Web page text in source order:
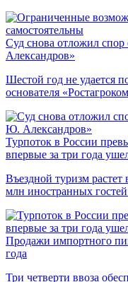
Суд снова отложил спор
Александров»
Шестой год не удается
основателя
Турпоток в России
впервые за три года
Въездной туризм
млн иностранных гостей
Продажи импортного
года
Три четверти ввоза